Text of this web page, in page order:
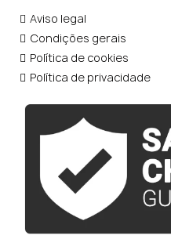
Aviso legal
Condições gerais
Política de cookies
Política de privacidade